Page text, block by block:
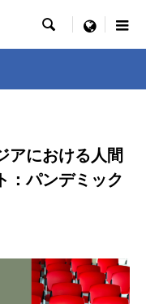
 menu
アにおける人間
：パンデミック